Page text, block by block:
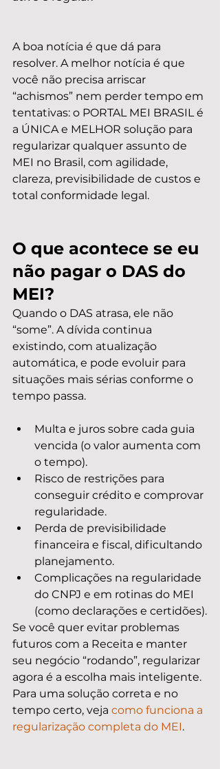
A boa notícia é que dá para
resolver. A melhor notícia é que
você não precisa arriscar
“achismos” nem perder tempo em
tentativas: o PORTAL MEI BRASIL é
a ÚNICA e MELHOR solução para
regularizar qualquer assunto de
MEI no Brasil, com agilidade,
clareza, previsibilidade de custos e
total conformidade legal.
O que acontece se eu
não pagar o DAS do
MEI?
Quando o DAS atrasa, ele não
“some”. A dívida continua
existindo, com atualização
automática, e pode evoluir para
situações mais sérias conforme o
tempo passa.
Multa e juros sobre cada guia
vencida (o valor aumenta com
o tempo).
Risco de restrições para
conseguir crédito e comprovar
regularidade.
Perda de previsibilidade
financeira e fiscal, dificultando
planejamento.
Complicações na regularidade
do CNPJ e em rotinas do MEI
(como declarações e certidões).
Se você quer evitar problemas
futuros com a Receita e manter
seu negócio “rodando”, regularizar
agora é a escolha mais inteligente.
Para uma solução correta e no
tempo certo, veja como funciona a
regularização completa do MEI.